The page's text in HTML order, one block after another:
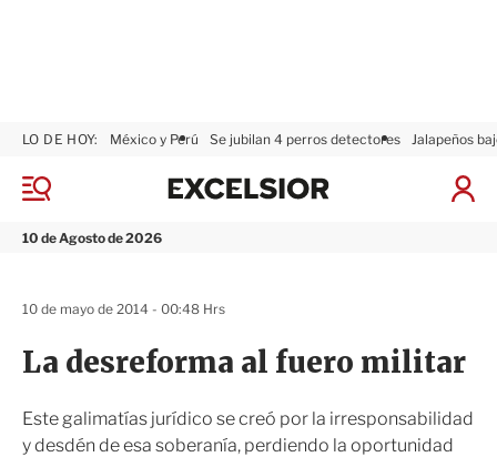
M
n
10 de Agosto de 2026
LO DE HOY: México y Perú Se jubilan 4 perros detectores Jalapeños
I
e
ó
x
La desreforma al fuero militar
Este galimatías jurídico se creó por la irresponsabilidad
y desdén de esa soberanía, perdiendo la oportunidad
10 de mayo de 2014 - 00:48 Hrs